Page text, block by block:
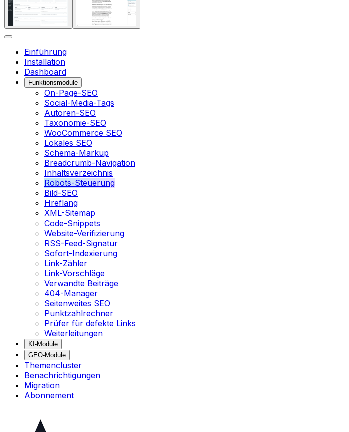
Einführung
Installation
Dashboard
Funktionsmodule
On-Page-SEO
Social-Media-Tags
Autoren-SEO
Taxonomie-SEO
WooCommerce SEO
Lokales SEO
Schema-Markup
Breadcrumb-Navigation
Inhaltsverzeichnis
Robots-Steuerung
Bild-SEO
Hreflang
XML-Sitemap
Code-Snippets
Website-Verifizierung
RSS-Feed-Signatur
Sofort-Indexierung
Link-Zähler
Link-Vorschläge
Verwandte Beiträge
404-Manager
Seitenweites SEO
Punktzahlrechner
Prüfer für defekte Links
Weiterleitungen
KI-Module
GEO-Module
Themencluster
Benachrichtigungen
Migration
Abonnement